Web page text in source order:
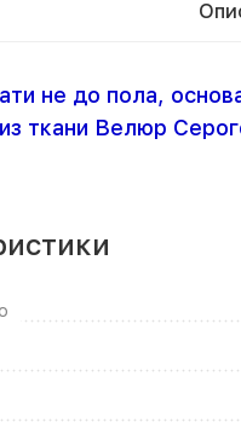
не до пола,
ткани Велюр